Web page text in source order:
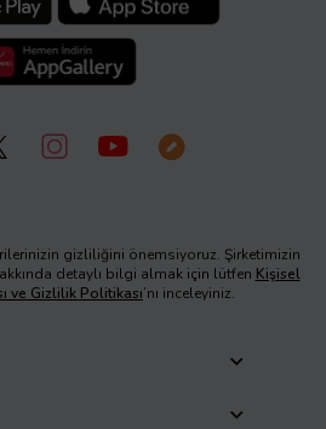
gizliliğini önemsiyoruz. Şirketimizin
detaylı bilgi almak için lütfen Kişisel
ve Gizlilik Politikası’nı inceleyiniz.